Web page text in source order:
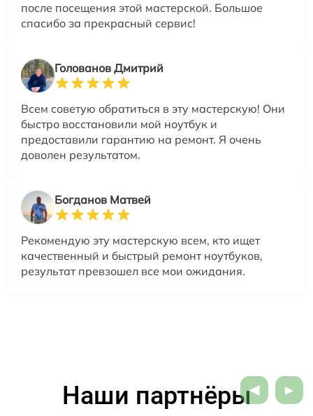
после посещения этой мастерской. Большое
спасибо за прекрасный сервис!
Голованов Дмитрий
Всем советую обратиться в эту мастерскую! Они
быстро восстановили мой ноутбук и
предоставили гарантию на ремонт. Я очень
доволен результатом.
Богданов Матвей
Рекомендую эту мастерскую всем, кто ищет
качественный и быстрый ремонт ноутбуков,
результат превзошел все мои ожидания.
Наши партнёры